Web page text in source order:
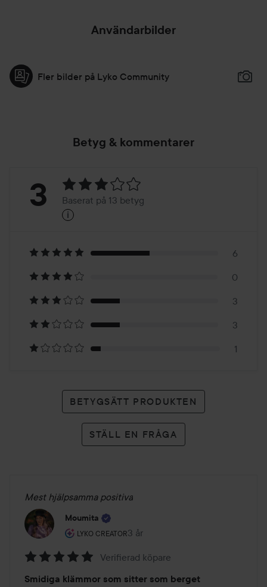
Användarbilder
Fler bilder på Lyko Community
Betyg & kommentarer
Betyg:
Baserat
på
13
betyg
3 Baserat på 13 betyg
i
6
0
3
3
1
BETYGSÄTT PRODUKTEN
STÄLL EN FRÅGA
Mest hjälpsamma positiva
Moumita
LYKO CREATOR
Användarens roll: Lyko Creator.
3 år
Inlägget skapades 3 år
Verifierad köpare
Smidiga klämmor som sitter som berget